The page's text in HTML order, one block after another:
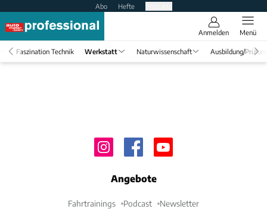
Abo Hefte
Anmelden Menü
Faszination Technik Werkstatt Naturwissenschaft Ausbildung/
Angebote
Fahrtrainings Podcast Newsletter